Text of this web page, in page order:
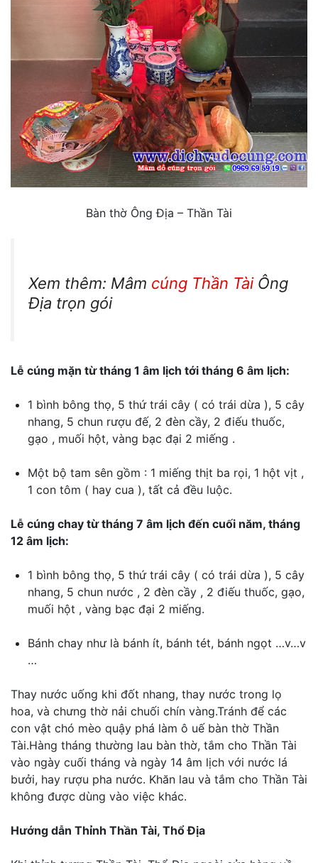
Bàn thờ Ông Địa – Thần Tài
Xem thêm: Mâm cúng Thần TàiÔng
Địa trọn gói
Lễ cúng mặn từ tháng 1 âm lịch tới tháng 6 âm lịch:
1 bình bông thọ, 5 thứ trái cây ( có trái dừa ), 5 cây
nhang, 5 chun rượu đế, 2 đèn cầy, 2 điếu thuốc,
gạo , muối hột, vàng bạc đại 2 miếng .
Một bộ tam sên gồm : 1 miếng thịt ba rọi, 1 hột vịt ,
1 con tôm ( hay cua ), tất cả đều luộc.
Lễ cúng chay từ tháng 7 âm lịch đến cuối năm, tháng
12 âm lịch:
1 bình bông thọ, 5 thứ trái cây ( có trái dừa ), 5 cây
nhang, 5 chun nước , 2 đèn cầy , 2 điếu thuốc, gạo,
muối hột , vàng bạc đại 2 miếng.
Bánh chay như là bánh ít, bánh tét, bánh ngọt …v…v
…
Thay nước uống khi đốt nhang, thay nước trong lọ
hoa, và chưng thờ nải chuối chín vàng.Tránh để các
con vật chó mèo quậy phá làm ô uế bàn thờ Thần
Tài.Hàng tháng thường lau bàn thờ, tắm cho Thần Tài
vào ngày cuối tháng và ngày 14 âm lịch với nước lá
bưởi, hay rượu pha nước. Khăn lau và tắm cho Thần Tài
không được dùng vào việc khác.
Hướng dẫn Thỉnh Thần Tài, Thổ Địa